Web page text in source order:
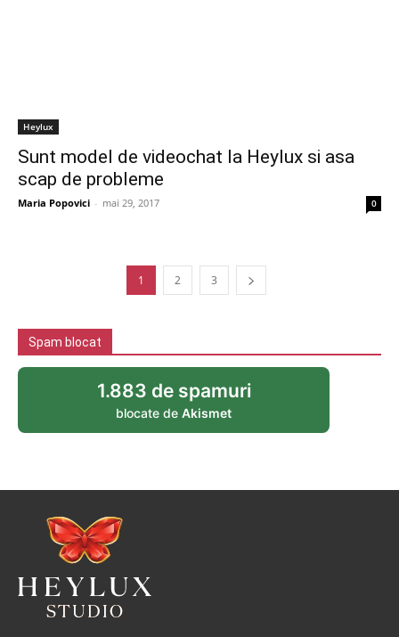
Heylux
Sunt model de videochat la Heylux si asa
scap de probleme
Maria Popovici - mai 29, 2017 0
1 2 3
Spam blocat
1.883 de spamuri
blocate de Akismet